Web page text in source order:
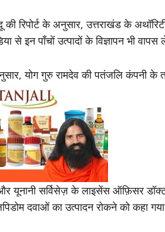
रिपोर्ट के अनुसार, उत्तराखंड के
से इन पाँचों उत्पादों के विज्ञापन भी
योग गुरु रामदेव की पतंजलि कंपनी
यूनानी सर्विसेज़ के लाइसेंस ऑफ़िसर
दवाओं का उत्पादन रोकने को